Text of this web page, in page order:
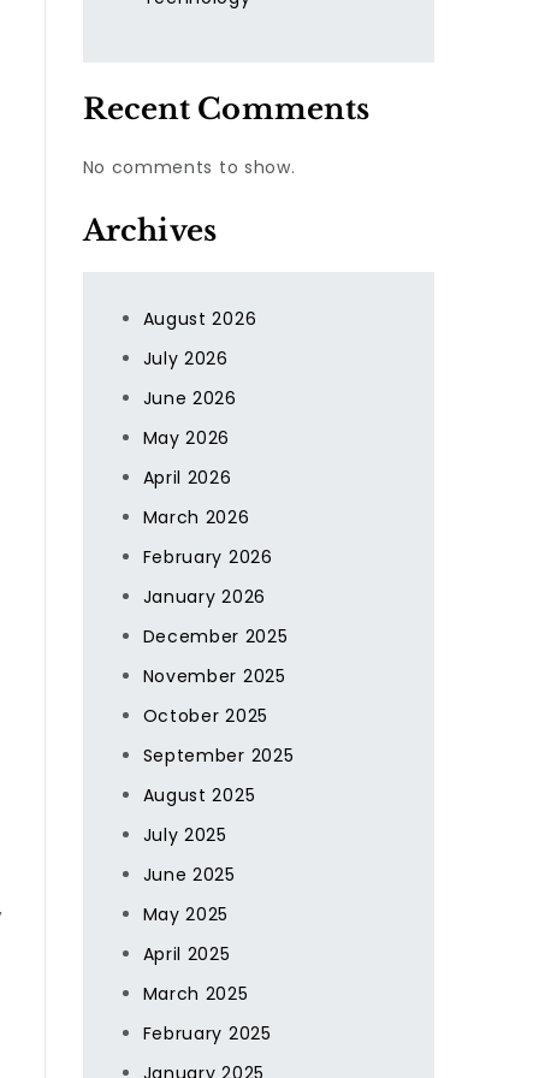
Recent Comments
No comments to show.
Archives
August 2026
July 2026
June 2026
May 2026
April 2026
March 2026
February 2026
January 2026
December 2025
November 2025
October 2025
September 2025
August 2025
July 2025
June 2025
May 2025
April 2025
March 2025
February 2025
January 2025